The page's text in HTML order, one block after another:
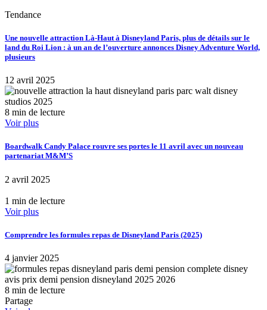
Tendance
Une nouvelle attraction Là-Haut à Disneyland Paris, plus de détails sur le
land du Roi Lion : à un an de l’ouverture annonces Disney Adventure World,
plusieurs
12 avril 2025
8 min de lecture
Voir plus
Boardwalk Candy Palace rouvre ses portes le 11 avril avec un nouveau
partenariat M&M’S
2 avril 2025
1 min de lecture
Voir plus
Comprendre les formules repas de Disneyland Paris (2025)
4 janvier 2025
8 min de lecture
Partage